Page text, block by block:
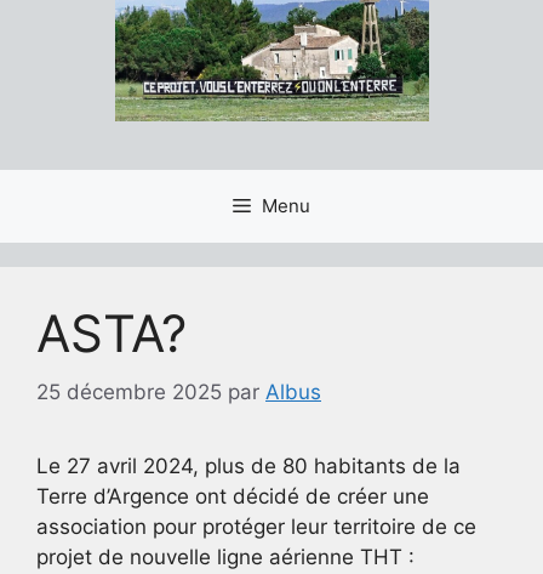
Menu
ASTA?
25 décembre 2025 par Albus
Le 27 avril 2024, plus de 80 habitants de la
Terre d’Argence ont décidé de créer une
association pour protéger leur territoire de ce
projet de nouvelle ligne aérienne THT :